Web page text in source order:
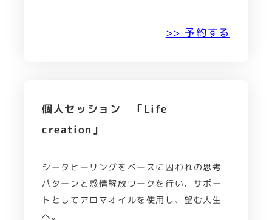
>> 予約する
個人セッション 「Life
creation」
シータヒーリングをベースに囚われの思考
パターンと感情解放ワークを行い、サポー
トとしてアロマオイルを使用し、望む人生
へ。